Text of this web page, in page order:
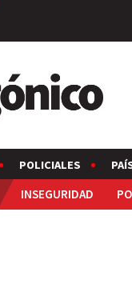
POLICIALES
INSEGURIDAD